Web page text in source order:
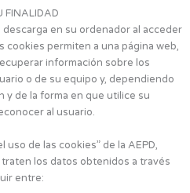
FINALIDAD
en su ordenador al acceder
cookies permiten a una página web,
información sobre los
o de su equipo y, dependiendo
y de la forma en que utilice su
al usuario.
uso de las cookies” de la AEPD,
los datos obtenidos a través
entre: